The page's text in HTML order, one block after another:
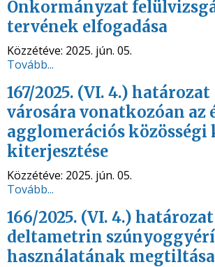
Önkormányzat
tervének elfogadása
Közzétéve: 2025. jún. 05.
Tovább...
167/2025. (VI. 4.)
városára vonatkozóan az
agglomerációs közösségi
kiterjesztése
Közzétéve: 2025. jún. 05.
Tovább...
166/2025. (VI. 4.)
deltametrin
használatának megtiltása